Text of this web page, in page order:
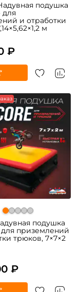
подушка
для
и отработки
м
₽
подушка
для приземлений
трюков, 7×7×2
₽